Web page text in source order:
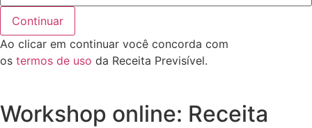
Continuar
Ao clicar em continuar você concorda com
os termos de uso da Receita Previsível.
Workshop online: Receita